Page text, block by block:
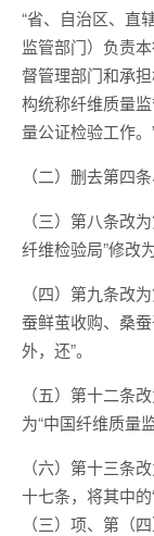
“省、自治区、直
监管部门）负责
督管理部门和承
构统称纤维质量
量公证检验工作。
（二）删去第四
（三）第八条改
纤维检验局”修改
（四）第九条改
蚕鲜茧收购、桑
外，还”。
（五）第十二条
为“中国纤维质量
（六）第十三条
十七条，将其中
（三）项、第（